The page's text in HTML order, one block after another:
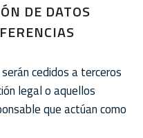
DE DATOS
cedidos a terceros
legal o aquellos
que actúan como